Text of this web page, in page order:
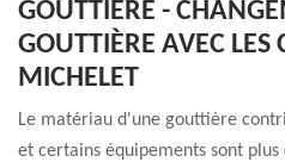
GOUTTIÈRE -
GOUTTIÈRE AVEC
MICHELET
Le matériau d'une gouttière
et certains équipements sont